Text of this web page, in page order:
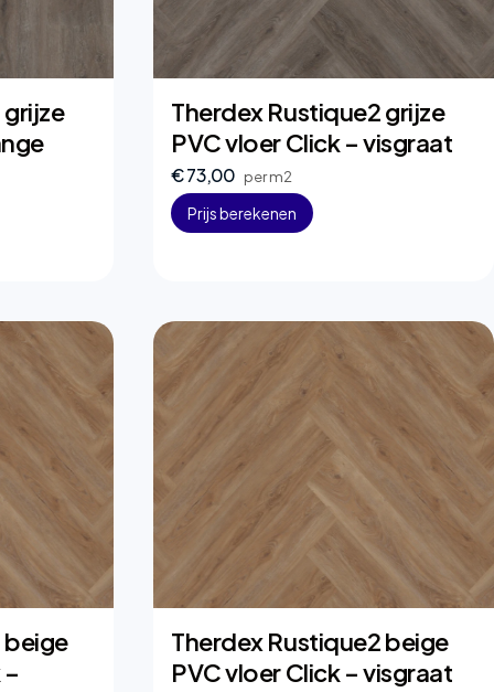
Therdex Rustique2 grijze
PVC vloer Click – visgraat
€ 73,00 per m2
Prijs berekenen
beige
Therdex Rustique2 beige
PVC vloer Click – visgraat